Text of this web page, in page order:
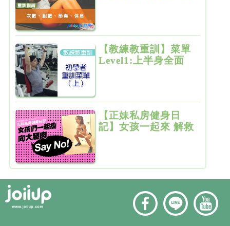
【教練教重訓】菜單
Level1:上半身全面
【正妹私房健身日
記】女孩一起來 解救